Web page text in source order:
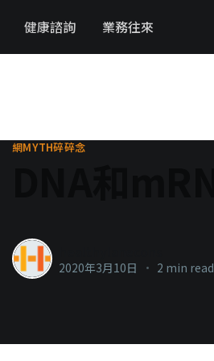
健康諮詢 業務往來
網MYTH碎碎念
2020年3月10日 • 2 min read